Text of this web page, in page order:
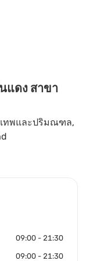
แดง สาขา
เทพและปริมณฑล,
09:00 - 21:30
09:00 - 21:30